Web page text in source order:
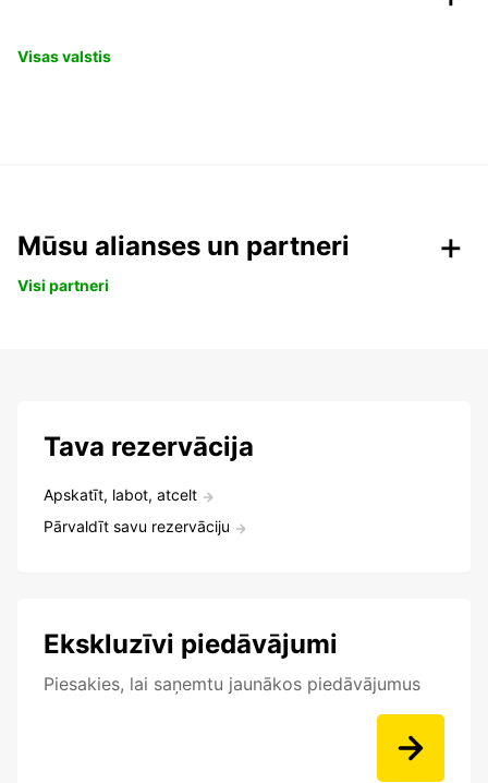
Visas valstis
Mūsu alianses un partneri
Visi partneri
Tava rezervācija
Apskatīt, labot, atcelt
Pārvaldīt savu rezervāciju
Ekskluzīvi piedāvājumi
Piesakies, lai saņemtu jaunākos piedāvājumus